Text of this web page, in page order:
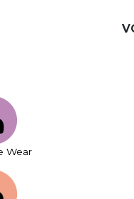
Wear